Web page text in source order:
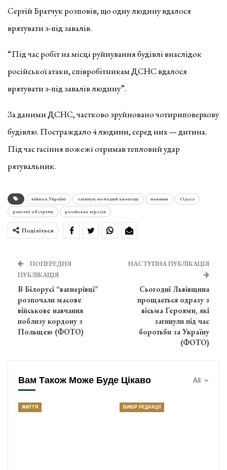
Сергій Братчук розповів, що одну людину вдалося
врятувати з-під завалів.
“Під час робіт на місці руйнування будівлі внаслідок
російської атаки, співробітникам ДСНС вдалося
врятувати з-під завалів людину”.
За даними ДСНС, частково зруйновано чотириповерхову
будівлю. Постраждало 4 людини, серед них — дитина.
Під час гасіння пожежі отримав тепловий удар
рятувальник.
війна в Україні загинув молодий хлопець новини
Одеса
ракетні обстріли
російська агресія
Поділіться
ПОПЕРЕДНЯ
ПУБЛІКАЦІЯ
В Білорусі “вагнерівці”
розпочали масове
військове навчання
поблизу кордону з
Польщею (ФОТО)
НАСТУПНА ПУБЛІКАЦІЯ
Сьогодні Львівщина
прощається одразу з
вісьма Героями, які
загинули під час
боротьби за Україну
(ФОТО)
All
Вам Також Може Буде Цікаво
ЖИТТЯ ВИБІР РЕДАКЦІЇ